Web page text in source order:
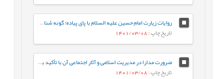
روایات زیارت امام حسین علیه السلام با پای پیاده؛ گونه شناسی و دلالت سنجی
تاریخ چاپ: 1401/03/08
ضرورت‌‌ مدارا در مدیریت اسلامی و آثار اجتماعی آن با تأکید بر سیره پیامبر صلی الله علیه و آله و امام علی علیه السلام
تاریخ چاپ: 1401/03/08